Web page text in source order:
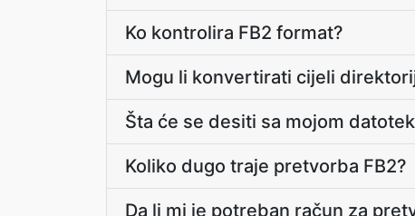
Ko kontrolira FB2 format?
Mogu li konvertirati cijeli
Šta će se desiti sa mojom
Koliko dugo traje pretvorba FB2?
Da li mi je potreban račun za